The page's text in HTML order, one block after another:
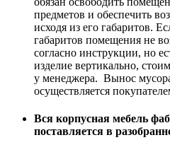
предметов и обеспечить
исходя из его габаритов.
габаритов помещения не
согласно инструкции, но
изделие вертикально,
у менеджера. Вынос
осуществляется
Вся корпусная мебель
поставляется в